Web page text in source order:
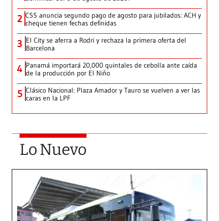
2 CSS anuncia segundo pago de agosto para jubilados: ACH y
cheque tienen fechas definidas
3 El City se aferra a Rodri y rechaza la primera oferta del
Barcelona
4 Panamá importará 20,000 quintales de cebolla ante caída
de la producción por El Niño
5 Clásico Nacional: Plaza Amador y Tauro se vuelven a ver las
caras en la LPF
Lo Nuevo